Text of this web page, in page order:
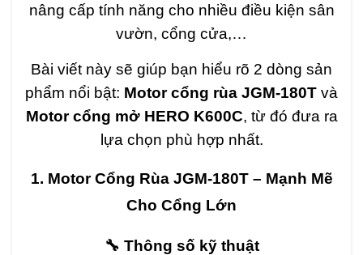
nâng cấp tính năng cho nhiều điều kiện sân
vườn, cổng cửa,…
Bài viết này sẽ giúp bạn hiểu rõ 2 dòng sản
phẩm nổi bật: Motor cổng rùa JGM-180T và
Motor cổng mở HERO K600C, từ đó đưa ra
lựa chọn phù hợp nhất.
1. Motor Cổng Rùa JGM-180T – Mạnh Mẽ
Cho Cổng Lớn
🔧 Thông số kỹ thuật